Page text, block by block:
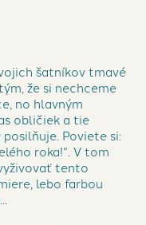
šatníkov tmavé
že si nechceme
no hlavným
obličiek a tie
Poviete si:
roka!“. V tom
tento
lebo farbou